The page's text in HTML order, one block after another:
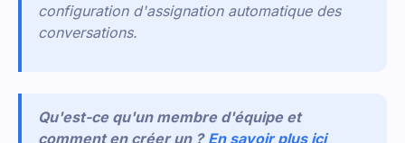
configuration d'assignation automatique des
conversations.
Qu'est-ce qu'un membre d'équipe et
comment en créer un ? En savoir plus ici